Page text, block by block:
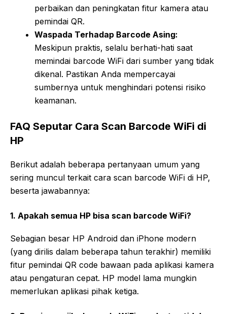
perbaikan dan peningkatan fitur kamera atau
pemindai QR.
Waspada Terhadap Barcode Asing:
Meskipun praktis, selalu berhati-hati saat
memindai barcode WiFi dari sumber yang tidak
dikenal. Pastikan Anda mempercayai
sumbernya untuk menghindari potensi risiko
keamanan.
FAQ Seputar Cara Scan Barcode WiFi di
HP
Berikut adalah beberapa pertanyaan umum yang
sering muncul terkait cara scan barcode WiFi di HP,
beserta jawabannya:
1. Apakah semua HP bisa scan barcode WiFi?
Sebagian besar HP Android dan iPhone modern
(yang dirilis dalam beberapa tahun terakhir) memiliki
fitur pemindai QR code bawaan pada aplikasi kamera
atau pengaturan cepat. HP model lama mungkin
memerlukan aplikasi pihak ketiga.